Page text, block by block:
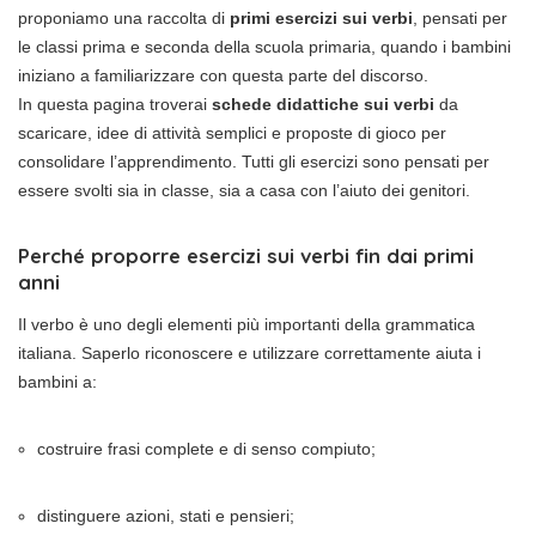
proponiamo una raccolta di primi esercizi sui verbi , pensati per
le classi prima e seconda della scuola primaria, quando i bambini
iniziano a familiarizzare con questa parte del discorso.
In questa pagina troverai schede didattiche sui verbi da
scaricare, idee di attività semplici e proposte di gioco per
consolidare l’apprendimento. Tutti gli esercizi sono pensati per
essere svolti sia in classe, sia a casa con l’aiuto dei genitori.
Perché proporre esercizi sui verbi fin dai primi
anni
Il verbo è uno degli elementi più importanti della grammatica
italiana. Saperlo riconoscere e utilizzare correttamente aiuta i
bambini a:
costruire frasi complete e di senso compiuto;
distinguere azioni, stati e pensieri;